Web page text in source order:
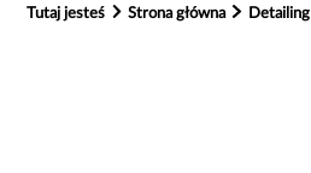
Tutaj jesteś Strona główna Detailing